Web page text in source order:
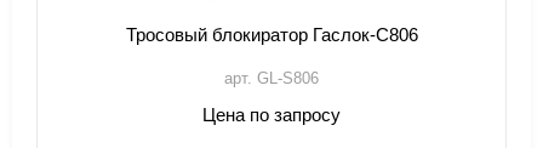
Тросовый блокиратор Гаслок-С806
арт. GL-S806
Цена по запросу